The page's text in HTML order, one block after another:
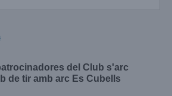
del Club s'arc
de tir amb arc Es Cubells